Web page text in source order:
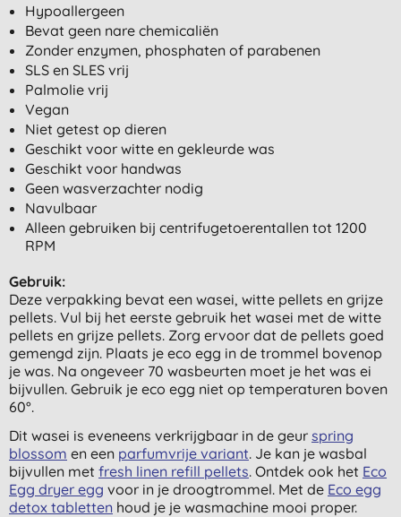
Hypoallergeen
Bevat geen nare chemicaliën
Zonder enzymen, phosphaten of parabenen
SLS en SLES vrij
Palmolie vrij
Vegan
Niet getest op dieren
Geschikt voor witte en gekleurde was
Geschikt voor handwas
Geen wasverzachter nodig
Navulbaar
Alleen gebruiken bij centrifugetoerentallen tot 1200
RPM
Gebruik:
Deze verpakking bevat een wasei, witte pellets en grijze
pellets. Vul bij het eerste gebruik het wasei met de witte
pellets en grijze pellets. Zorg ervoor dat de pellets goed
gemengd zijn. Plaats je eco egg in de trommel bovenop
je was. Na ongeveer 70 wasbeurten moet je het was ei
bijvullen. Gebruik je eco egg niet op temperaturen boven
60°.
Dit wasei is eveneens verkrijgbaar in de geur spring
blossom en een parfumvrije variant. Je kan je wasbal
bijvullen met fresh linen refill pellets. Ontdek ook het Eco
Egg dryer egg voor in je droogtrommel. Met de Eco egg
detox tabletten houd je je wasmachine mooi proper.